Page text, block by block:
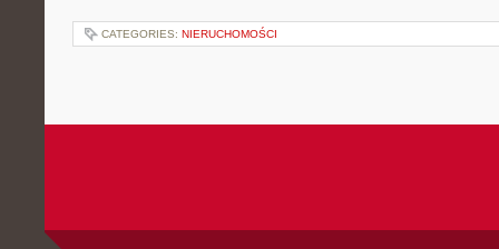
CATEGORIES: NIERUCHOMOŚCI